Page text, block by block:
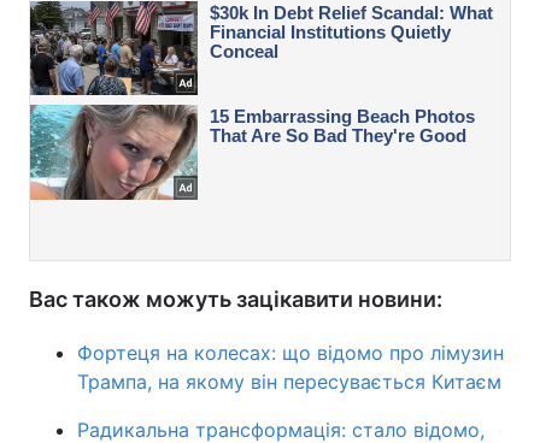
Вас також можуть зацікавити новини:
Фортеця на колесах: що відомо про лімузин
Трампа, на якому він пересувається Китаєм
Радикальна трансформація: стало відомо,